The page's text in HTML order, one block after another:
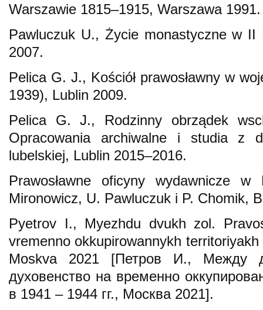
Warszawie 1815–1915, Warszawa 1991.
Pawluczuk U., Życie monastyczne w II
2007.
Pelica G. J., Kościół prawosławny w
1939), Lublin 2009.
Pelica G. J., Rodzinny obrządek
Opracowania archiwalne i studia z
lubelskiej, Lublin 2015–2016.
Prawosławne oficyny wydawnicze
Mironowicz, U. Pawluczuk i P. Chomik,
Pyetrov I., Myezhdu dvukh zol.
vremenno okkupirowannykh
Moskva 2021 [Петров И., Между
духовенство на временно
в 1941 – 1944 гг., Moсква 2021].